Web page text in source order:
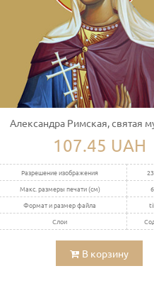
Александра Римская, святая
107.45 UAH
Разрешение изображения
Макс. размеры печати (см)
Формат и размер файла
Слои
В корзину